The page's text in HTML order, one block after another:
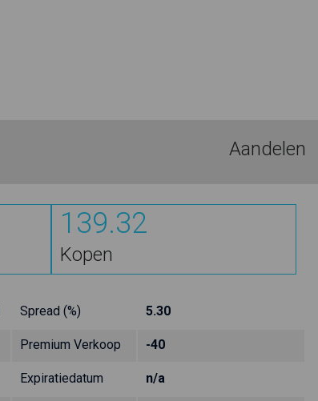
Aandelen
139.32
Kopen
Spread (%) 5.30
Premium Verkoop -40
Expiratiedatum n/a